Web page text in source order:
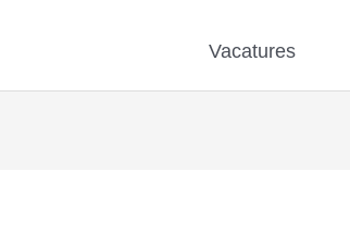
Vacatures